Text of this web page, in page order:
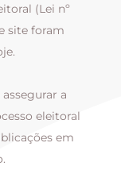
(Lei nº
site foram
a
eleitoral
em